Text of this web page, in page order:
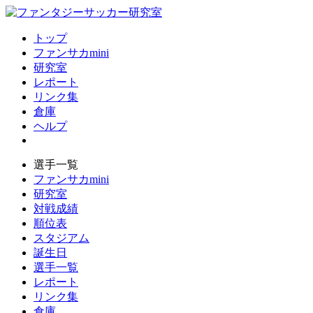
トップ
ファンサカmini
研究室
レポート
リンク集
倉庫
ヘルプ
選手一覧
ファンサカmini
研究室
対戦成績
順位表
スタジアム
誕生日
選手一覧
レポート
リンク集